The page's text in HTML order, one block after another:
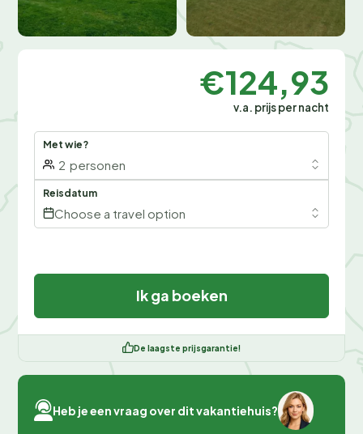
€124,93
v.a. prijs per nacht
Met wie?
2 personen
Reisdatum
Choose a travel option
Ik ga boeken
De laagste prijsgarantie!
Heb je een vraag over dit vakantiehuis?